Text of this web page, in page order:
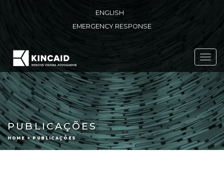
ENGLISH
EMERGENCY RESPONSE
PUBLICAÇÕES
HOME > PUBLICAÇÕES